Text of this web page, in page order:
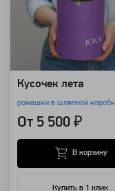
Кусочек лета
ромашки в шляпной
От 5 500 ₽
Купить в 1 клик
В корзину